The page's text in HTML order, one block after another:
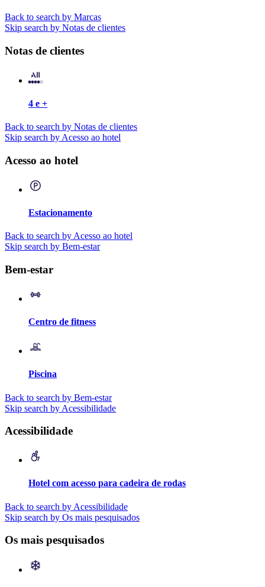
Back to search by Marcas
Skip search by Notas de clientes
Notas de clientes
4 e +
Back to search by Notas de clientes
Skip search by Acesso ao hotel
Acesso ao hotel
Estacionamento
Back to search by Acesso ao hotel
Skip search by Bem-estar
Bem-estar
Centro de fitness
Piscina
Back to search by Bem-estar
Skip search by Acessibilidade
Acessibilidade
Hotel com acesso para cadeira de rodas
Back to search by Acessibilidade
Skip search by Os mais pesquisados
Os mais pesquisados